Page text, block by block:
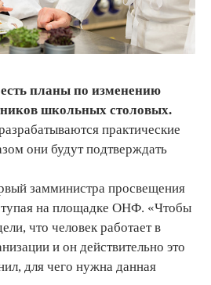
планы по изменению
школьных столовых.
практические
они будут подтверждать
замминистра просвещения
на площадке ОНФ. «Чтобы
что человек работает в
и он действительно это
для чего нужна данная